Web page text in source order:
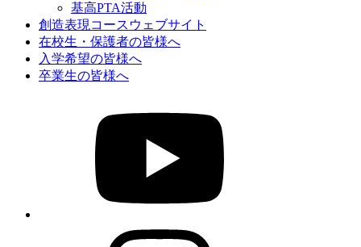
基高PTA活動
創造表現コースウェブサイト
在校生・保護者の皆様へ
入学希望の皆様へ
卒業生の皆様へ